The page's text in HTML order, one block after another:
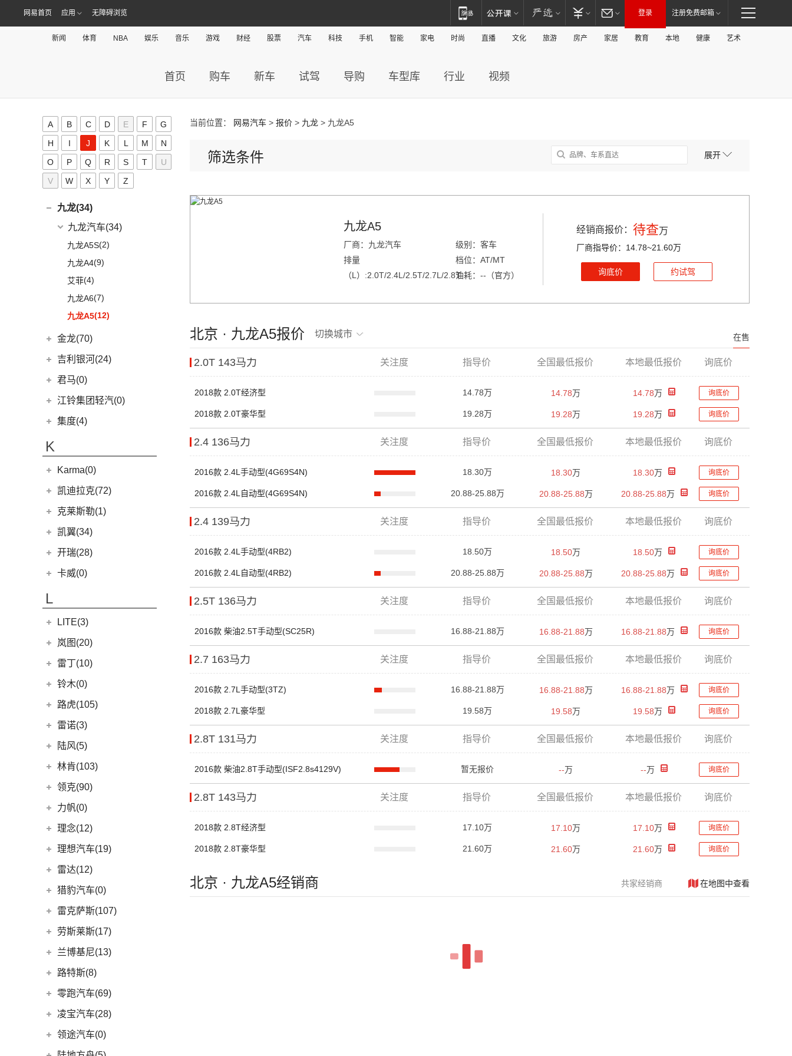
网易首页 应用 无障碍浏览 登录 注册免费邮箱
新闻 体育 NBA 娱乐 音乐 游戏 财经 股票 汽车 科技 手机 智能 家电 时尚 直播 文化 旅游 房产 家居 教育 本地 健康 艺术
首页 购车 新车 试驾 导购 车型库 行业 视频
A B C D E F
G
H
I J K L M
N
O
P Q R S T
U
V
W X Y Z
指南者 (7)
(8)
(6)
牧马人(7)
角斗士(1)
帝豪GL PHEV(1)
星越S (4)
帝豪S(3)
星越L 雷神Hi·P (9)
星越ePro(4)
远景X6(5)
(6)
吉利ICON
缤瑞COOL(5)
博越L(10)
博瑞(2)
嘉际(3)
豪越(10)
博越(17)
缤越ePro
远景 (5)
帝豪GSe(5)
远景X3
星越L(13)
博越PRO
帝豪(11)
帝豪L雷神HiP
几何E
(8)
几何G6(11)
ZEEKR 001
(4)
奇瑞捷豹
(34)
捷豹I-PACE(3)
捷豹F-PACE(11)
捷豹F-TYPE
(8)
捷达(37)
捷达VS5(7)
捷达VS7 (19)
捷途X70 PRO(20)
捷途X70 (31)
捷途大圣(15)
捷途大圣i-DM (5)
捷途X90 PLUS(53)
捷途X70 Coupe(3)
捷途自由者
捷途X90(18)
捷途X70 C-DM
捷途X70S EV
捷途X70S
捷途X70M
捷途X95(6)
捷途旅行者 (7)
捷途X90 PRO
捷途X70 PLUS(40)
瑞风S4
(10)
星锐
(98)
瑞风M5(1)
江淮iEV7L(4)
(6)
帅铃T6
江淮iEV6E(12)
江淮V7(8)
江淮iEVS4
嘉悦X4
嘉悦X7(5)
江淮iC5(4)
江淮iEVA50
帅铃T8
悍途(66)
奇点汽车(0)
奇点iC3
(0)
奇点iS6
(0)
金杯(158)
华晨雷诺(94)
金杯快运
(8)
大海狮
(11)
阁瑞斯
新海狮 (3)
海狮王(21)
金杯F50(4)
金杯海狮
绵阳金杯
金典
大力神K5
华晨鑫源(54)
新海狮
新海狮S(15)
捷尼赛思(39)
捷尼赛思(39)
捷尼赛思GV80
(12)
捷尼赛思G80
江铃(261)
江铃汽车(261)
大道 (34)
域虎3(16)
域虎5
域虎9
特顺EV
宝典
特顺
域虎EV
福顺(10)
江铃集团新能源(30)
江铃集团新能源
易至EX5(4)
易至EV3(6)
雷诺 江铃集团
羿(20)
九龙(34)
九龙汽车(34)
九龙A5S(2)
九龙A4(9)
艾菲(4)
九龙A6(7)
九龙A5(12)
金龙(70)
金龙客车(70)
凯锐浩克
凯歌
金威 (20)
吉利银河(24)
吉利银河
银河E8(7)
银河E5
君马(0)
江铃集团轻汽(0)
集度(4)
ROBO-01(4)
集度SIMUCar
K
Karma(0)
Karma(0)
Revero GT
凯迪拉克(72)
凯迪拉克XT6
凯迪拉克XT4
凯迪拉克CT5
凯迪拉克GT4
克莱斯勒(1)
进口克莱斯勒
大捷龙PHEV
凯翼(34)
凯翼(34)
凯翼V7
凯翼X3
炫界Pro EV
轩度
开瑞(28)
开瑞汽车
开瑞K50EV(0)
开瑞K60
优优EV
海豚EV
卡威(0)
L
LITE(3)
北汽新能源
LITE (3)
岚图(20)
岚图(20)
岚图梦想家
岚图FREE
雷丁(10)
雷丁(10)
雷丁i9(2)
芒果
铃木(0)
进口铃木
吉姆尼
路虎(105)
奇瑞路虎
揽胜极光L P300e
发现运动版
发现运动版P300e
进口路虎
卫士P400e
揽胜极光(进口)
揽胜运动版新能源
揽胜 (17)
揽胜P400e (1)
卫士(20)
揽胜运动版
雷诺(3)
东风雷诺
雷诺e诺(3)
进口雷诺
陆风(5)
陆风汽车
陆风荣曜
林肯(103)
长安林肯
冒险家
航海家
(13)
飞行家(15)
林肯(进口)
MKZ(11)
航海家(进口)
MKC (5)
大陆(7)
领克(90)
领克汽车
领克06 PHEV
领克02
领克01
领克09(6)
领克01新能源
领克09 PHEV
领克ZERO(0)
领克06
领克03 PHEV
领克05(9)
领克02 PHEV
(3)
力帆(0)
重庆力帆
乐途(0)
理念(12)
理念汽车(12)
广汽本田VE-1
理想汽车(19)
理想汽车
理想L9(6)
理想L8
(6)
雷达(12)
雷达汽车(12)
雷达RD6(12)
猎豹汽车(0)
猎豹汽车(0)
猎豹Coupe(0)
缤歌
雷克萨斯(107)
雷克萨斯(107)
雷克萨斯RX
雷克萨斯LC
雷克萨斯CT
雷克萨斯NX
雷克萨斯ES
劳斯莱斯(17)
劳斯莱斯(17)
古思特(5)
魅影
(0)
幻影(2)
兰博基尼(13)
兰博基尼
Huracan(5)
路特斯(8)
路特斯(8)
ELETRE(4)
零跑汽车(69)
零跑汽车(69)
零跑T03(14)
零跑S01
凌宝汽车(28)
吉麦新能源
凌宝BOX(17)
领途汽车(0)
当前位置： 网易汽车 > 报价 > 九龙 > 九龙A5
筛选条件 展开
九龙A5
厂商：九龙汽车
级别：客车
排量
（L）:2.0T/2.4L/2.5T/2.7L/2.8T
档位：AT/MT
油耗：--（官方）
经销商报价： 待查万
厂商指导价：14.78~21.60万
询底价 约试驾
北京 · 九龙A5报价 切换城市 在售
2.0T 143马力 关注度 指导价 全国最低报价 本地最低报价 询底价
2018款 2.0T经济型 14.78万 14.78万 14.78万 询底价
2018款 2.0T豪华型 19.28万 19.28万 19.28万 询底价
2.4 136马力 关注度 指导价 全国最低报价 本地最低报价 询底价
2016款 2.4L手动型(4G69S4N) 18.30万 18.30万 18.30万 询底价
2016款 2.4L自动型(4G69S4N) 20.88-25.88万 20.88-25.88万 20.88-25.88万 询底价
2.4 139马力 关注度 指导价 全国最低报价 本地最低报价 询底价
2016款 2.4L手动型(4RB2) 18.50万 18.50万 18.50万 询底价
2016款 2.4L自动型(4RB2) 20.88-25.88万 20.88-25.88万 20.88-25.88万 询底价
2.5T 136马力 关注度 指导价 全国最低报价 本地最低报价 询底价
2016款 柴油2.5T手动型(SC25R) 16.88-21.88万 16.88-21.88万 16.88-21.88万 询底价
2.7 163马力 关注度 指导价 全国最低报价 本地最低报价 询底价
2016款 2.7L手动型(3TZ) 16.88-21.88万 16.88-21.88万 16.88-21.88万 询底价
2018款 2.7L豪华型 19.58万 19.58万 19.58万 询底价
2.8T 131马力 关注度 指导价 全国最低报价 本地最低报价 询底价
2016款 柴油2.8T手动型(ISF2.8s4129V) 暂无报价 --万 --万 询底价
2.8T 143马力 关注度 指导价 全国最低报价 本地最低报价 询底价
2018款 2.8T经济型 17.10万 17.10万 17.10万 询底价
2018款 2.8T豪华型 21.60万 21.60万 21.60万 询底价
北京 · 九龙A5经销商 共家经销商 在地图中查看